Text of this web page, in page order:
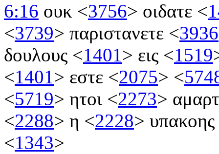
6:16 ουκ <3756> οιδατε <
<3739> παριστανετε <3936
δουλους <1401> εις <1519
<1401> εστε <2075> <
<5719> ητοι <2273>
<2288> η <2228> υπακοης
<1343>